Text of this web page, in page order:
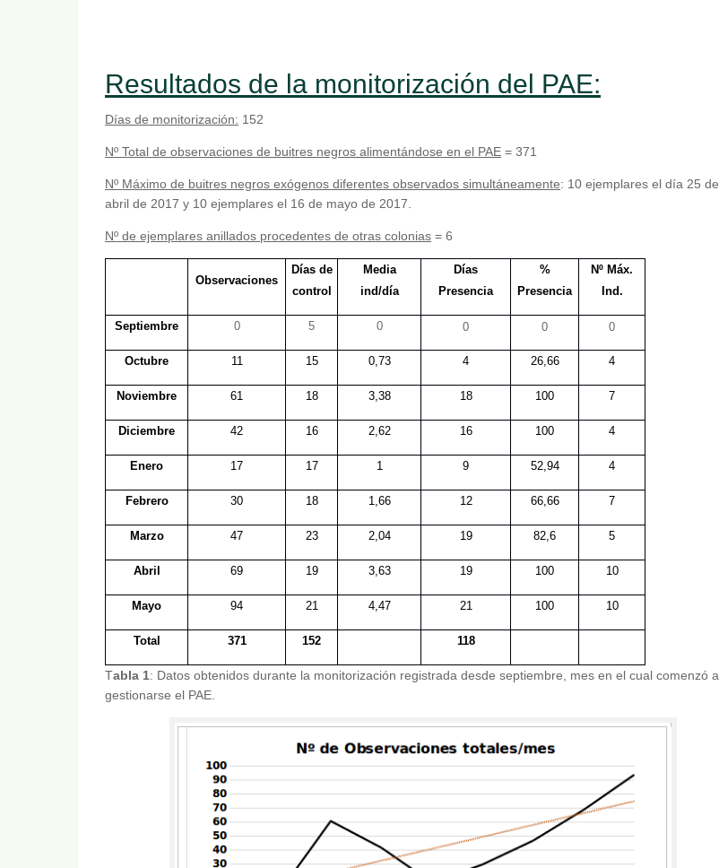
Resultados de la monitorización del PAE:
Días de monitorización: 152
Nº Total de observaciones de buitres negros alimentándose en el PAE = 371
Nº Máximo de buitres negros exógenos diferentes observados simultáneamente: 10 ejemplares el día 25 de
abril de 2017 y 10 ejemplares el 16 de mayo de 2017.
Nº de ejemplares anillados procedentes de otras colonias = 6
Observaciones
Días de
control
Media
ind/día
Días
Presencia
%
Presencia
Nº Máx.
Ind.
Septiembre 0 5 0 0 0 0
Octubre 11 15 0,73 4 26,66 4
Noviembre 61 18 3,38 18 100 7
Diciembre 42 16 2,62 16 100 4
Enero 17 17 1 9 52,94 4
Febrero 30 18 1,66 12 66,66 7
Marzo 47 23 2,04 19 82,6 5
Abril 69 19 3,63 19 100 10
Mayo 94 21 4,47 21 100 10
Total 371 152 118
Tabla 1: Datos obtenidos durante la monitorización registrada desde septiembre, mes en el cual comenzó a
gestionarse el PAE.